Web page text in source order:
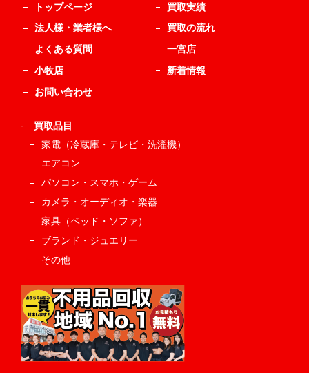
トップページ
買取実績
法人様・業者様へ
買取の流れ
よくある質問
一宮店
小牧店
新着情報
お問い合わせ
- 買取品目
家電（冷蔵庫・テレビ・洗濯機）
エアコン
パソコン・スマホ・ゲーム
カメラ・オーディオ・楽器
家具（ベッド・ソファ）
ブランド・ジュエリー
その他